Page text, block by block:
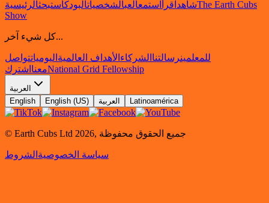
شاهد اقرأ استمعالعبالشخصياتالبودكاستبحثالرئيسية
The Earth Cubs
Show
كل شيء آخر...
للمعلمينرسالتنا الشركاء الأهداف العالمية اليومياتتواصل
معنا اشترك National Grid Fellowship
العربية
English
English (US) العربية Latinoamérica
© Earth Cubs Ltd 2026, جميع الحقوق محفوظة
سياسة الخصوصية الشروط